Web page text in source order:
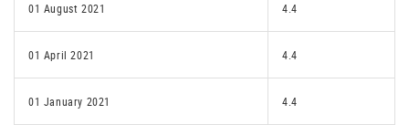
01 August 2021 4.4
01 April 2021 4.4
01 January 2021 4.4